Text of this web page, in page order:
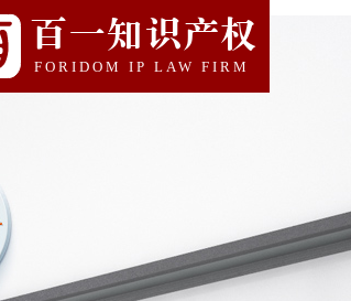
百一知识产权
FORIDOM IP LAW FIRM